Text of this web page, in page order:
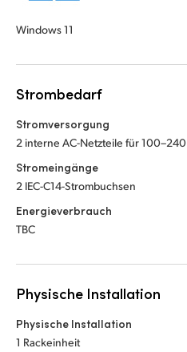
Windows 11
Strombedarf
Stromversorgung
2 interne AC-Netzteile für
Stromeingänge
2 IEC-C14-Strombuchsen
Energieverbrauch
TBC
Physische Installation
Physische Installation
1 Rackeinheit